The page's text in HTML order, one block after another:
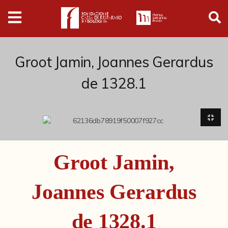
Digital
Humanities
Donazioni
Collezioni
Cataloghi storici
Groot Jamin, Joannes Gerardus
de 1328.1
Groot Jamin,
Joannes Gerardus
de 1328.1